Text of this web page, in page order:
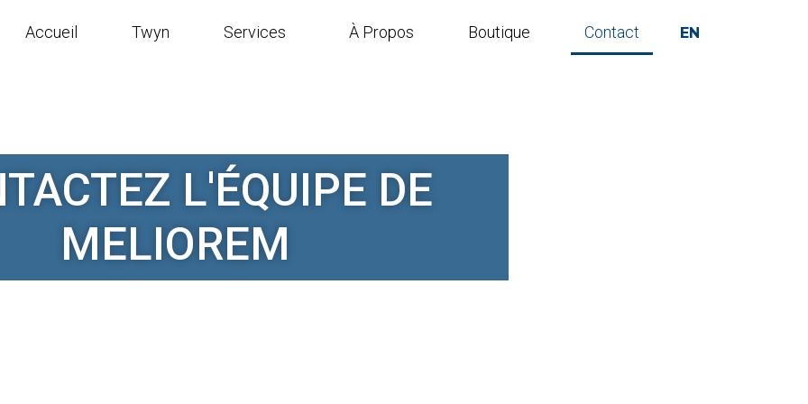
Accueil Twyn Services À Propos Boutique Contact EN
L'ÉQUIPE DE
MELIOREM